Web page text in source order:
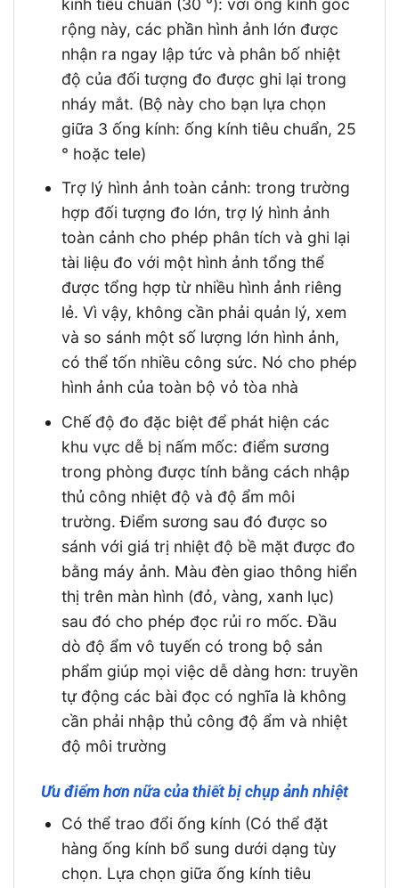
kính tiêu chuẩn (30 °): với ống kính góc
rộng này, các phần hình ảnh lớn được
nhận ra ngay lập tức và phân bố nhiệt
độ của đối tượng đo được ghi lại trong
nháy mắt. (Bộ này cho bạn lựa chọn
giữa 3 ống kính: ống kính tiêu chuẩn, 25
° hoặc tele)
Trợ lý hình ảnh toàn cảnh: trong trường
hợp đối tượng đo lớn, trợ lý hình ảnh
toàn cảnh cho phép phân tích và ghi lại
tài liệu đo với một hình ảnh tổng thể
được tổng hợp từ nhiều hình ảnh riêng
lẻ. Vì vậy, không cần phải quản lý, xem
và so sánh một số lượng lớn hình ảnh,
có thể tốn nhiều công sức. Nó cho phép
hình ảnh của toàn bộ vỏ tòa nhà
Chế độ đo đặc biệt để phát hiện các
khu vực dễ bị nấm mốc: điểm sương
trong phòng được tính bằng cách nhập
thủ công nhiệt độ và độ ẩm môi
trường. Điểm sương sau đó được so
sánh với giá trị nhiệt độ bề mặt được đo
bằng máy ảnh. Màu đèn giao thông hiển
thị trên màn hình (đỏ, vàng, xanh lục)
sau đó cho phép đọc rủi ro mốc. Đầu
dò độ ẩm vô tuyến có trong bộ sản
phẩm giúp mọi việc dễ dàng hơn: truyền
tự động các bài đọc có nghĩa là không
cần phải nhập thủ công độ ẩm và nhiệt
độ môi trường
Ưu điểm hơn nữa của thiết bị chụp ảnh nhiệt
Có thể trao đổi ống kính (Có thể đặt
hàng ống kính bổ sung dưới dạng tùy
chọn. Lựa chọn giữa ống kính tiêu